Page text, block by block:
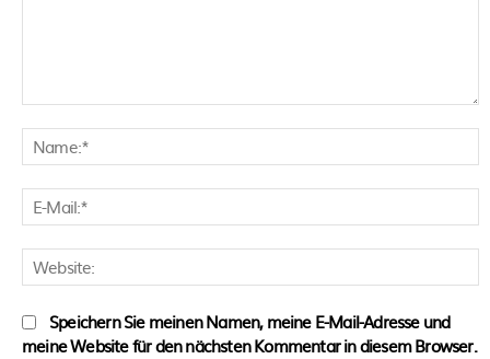
Speichern Sie meinen Namen, meine E-Mail-Adresse und
meine Website für den nächsten Kommentar in diesem Browser.